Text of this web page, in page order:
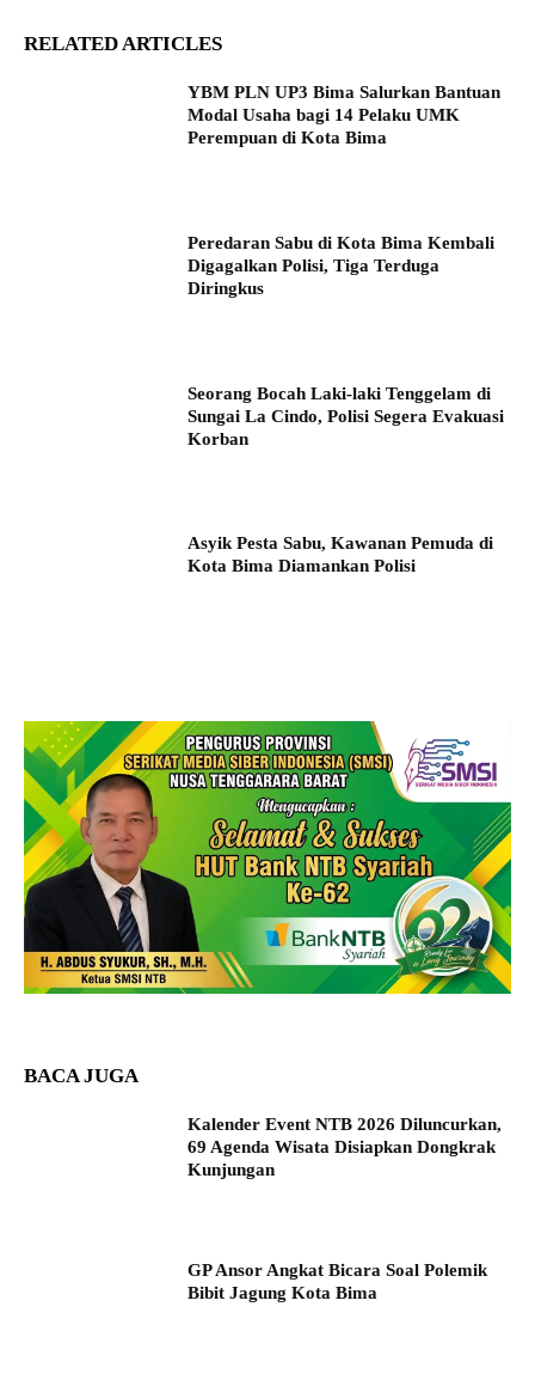
RELATED ARTICLES
YBM PLN UP3 Bima Salurkan Bantuan
Modal Usaha bagi 14 Pelaku UMK
Perempuan di Kota Bima
Peredaran Sabu di Kota Bima Kembali
Digagalkan Polisi, Tiga Terduga
Diringkus
Seorang Bocah Laki-laki Tenggelam di
Sungai La Cindo, Polisi Segera Evakuasi
Korban
Asyik Pesta Sabu, Kawanan Pemuda di
Kota Bima Diamankan Polisi
BACA JUGA
Kalender Event NTB 2026 Diluncurkan,
69 Agenda Wisata Disiapkan Dongkrak
Kunjungan
GP Ansor Angkat Bicara Soal Polemik
Bibit Jagung Kota Bima